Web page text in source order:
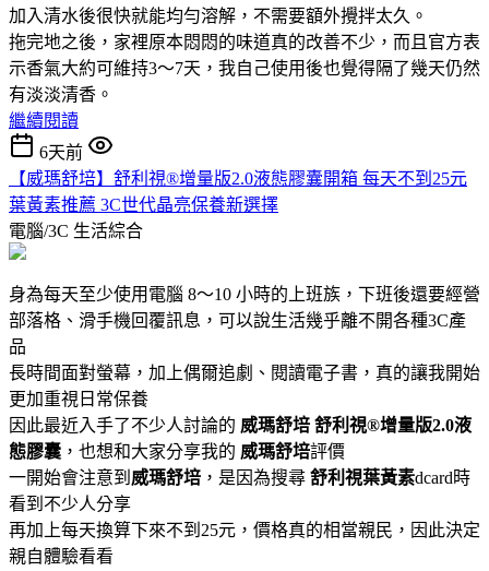
加入清水後很快就能均勻溶解，不需要額外攪拌太久。
拖完地之後，家裡原本悶悶的味道真的改善不少，而且官方表
示香氣大約可維持3～7天，我自己使用後也覺得隔了幾天仍然
有淡淡清香。
繼續閱讀
6天前
【威瑪舒培】舒利視®增量版2.0液態膠囊開箱 每天不到25元
葉黃素推薦 3C世代晶亮保養新選擇
電腦/3C 生活綜合
身為每天至少使用電腦 8～10 小時的上班族，下班後還要經營
部落格、滑手機回覆訊息，可以說生活幾乎離不開各種3C產
品
長時間面對螢幕，加上偶爾追劇、閱讀電子書，真的讓我開始
更加重視日常保養
因此最近入手了不少人討論的 威瑪舒培 舒利視®增量版2.0液
態膠囊 ，也想和大家分享我的 威瑪舒培評價
一開始會注意到 威瑪舒培 ，是因為搜尋 舒利視葉黃素dcard時
看到不少人分享
再加上每天換算下來不到25元，價格真的相當親民，因此決定
親自體驗看看